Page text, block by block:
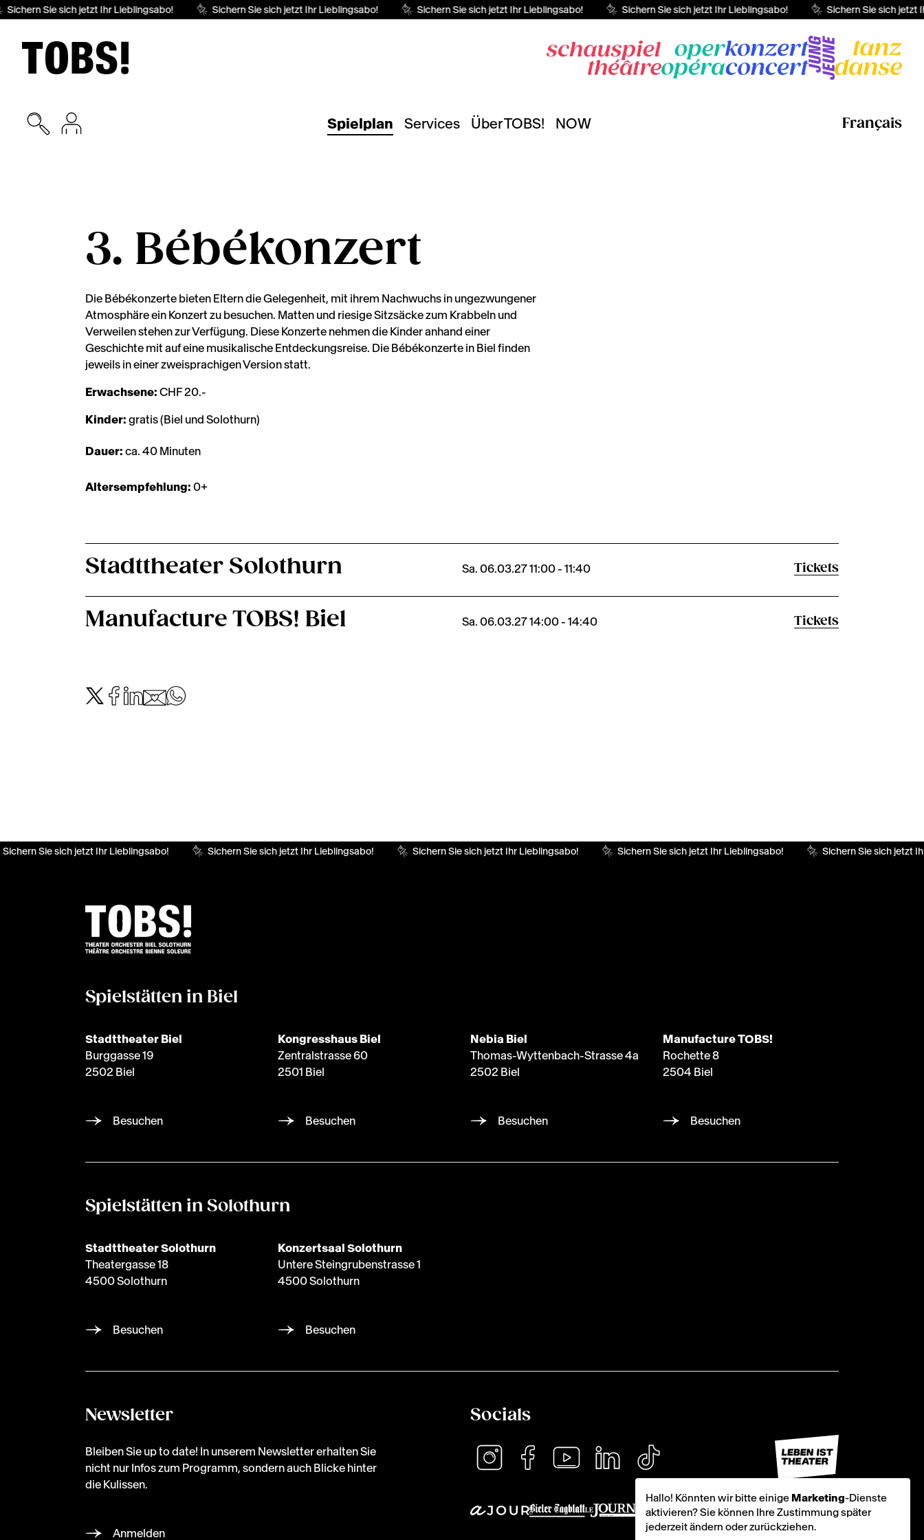
Sichern Sie sich jetzt Ihr Lieblingsabo! Sichern Sie sich jetzt Ihr Lieblingsabo! Sichern Sie sich jetzt Ihr Lieblingsabo! Sichern Sie sich jetzt Ihr Lieblingsabo! Sichern Sie sich jetzt
Spielplan Services Über TOBS! NOW Français
3. Bébékonzert
Die Bébékonzerte bieten Eltern die Gelegenheit, mit ihrem Nachwuchs in ungezwungener
Atmosphäre ein Konzert zu besuchen. Matten und riesige Sitzsäcke zum Krabbeln und
Verweilen stehen zur Verfügung. Diese Konzerte nehmen die Kinder anhand einer
Geschichte mit auf eine musikalische Entdeckungsreise. Die Bébékonzerte in Biel finden
jeweils in einer zweisprachigen Version statt.
Erwachsene: CHF 20.-
Kinder: gratis (Biel und Solothurn)
Dauer: ca. 40 Minuten
Altersempfehlung: 0+
Stadttheater Solothurn Sa. 06.03.27 11:00 - 11:40 Tickets
Manufacture TOBS! Biel Sa. 06.03.27 14:00 - 14:40 Tickets
Sie sich jetzt Ihr Lieblingsabo! Sichern Sie sich jetzt Ihr Lieblingsabo! Sichern Sie sich jetzt Ihr Lieblingsabo! Sichern Sie sich jetzt Ihr Lieblingsabo! Sichern Sie sich jetzt
Spielstätten in Biel
Stadttheater Biel
Burggasse 19
2502 Biel
Besuchen
Kongresshaus Biel
Zentralstrasse 60
2501 Biel
Besuchen
Nebia Biel
Thomas-Wyttenbach-Strasse 4a
2502 Biel
Besuchen
Manufacture TOBS!
Rochette 8
2504 Biel
Besuchen
Spielstätten in Solothurn
Stadttheater Solothurn
Theatergasse 18
4500 Solothurn
Besuchen
Konzertsaal Solothurn
Untere Steingrubenstrasse 1
4500 Solothurn
Besuchen
Newsletter
Bleiben Sie up to date! In unserem Newsletter erhalten Sie
nicht nur Infos zum Programm, sondern auch Blicke hinter
die Kulissen.
Anmelden
Socials
Hallo! Könnten wir bitte einige Marketing-Dienste
aktivieren? Sie können Ihre Zustimmung später
jederzeit ändern oder zurückziehen.